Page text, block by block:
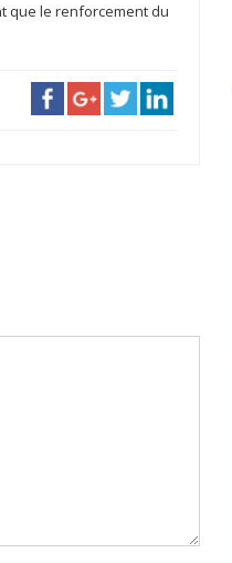
que le renforcement du